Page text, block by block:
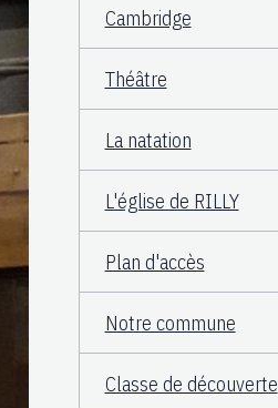
Cambridge
Théâtre
La natation
L'église de RILLY
Plan d'accès
Notre commune
Classe de découverte